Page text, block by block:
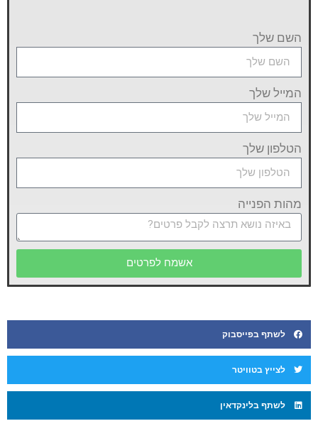
השם שלך
המייל שלך
הטלפון שלך
מהות הפנייה
אשמח לפרטים
לשתף בפייסבוק
לצייץ בטוויטר
לשתף בלינקדאין